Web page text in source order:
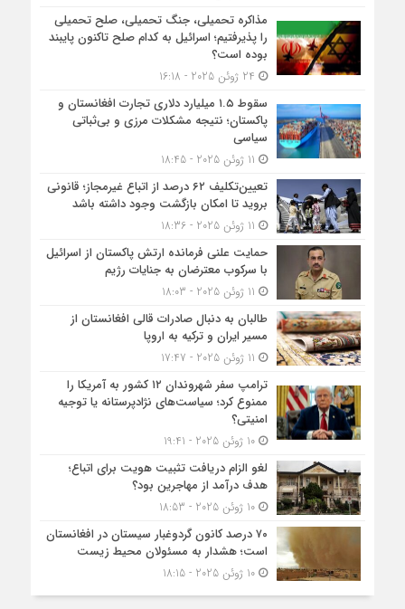
مذاکره تحمیلی، جنگ تحمیلی، صلح تحمیلی
را پذیرفتیم؛ اسرائیل به کدام صلح تاکنون پایبند
بوده است؟
سقوط ۱.۵ میلیارد دلاری تجارت افغانستان و
پاکستان؛ نتیجه مشکلات مرزی و بی‌ثباتی
سیاسی
تعیین‌تکلیف ۶۲ درصد از اتباع غیرمجاز؛ قانونی
بروید تا امکان بازگشت وجود داشته باشد
حمایت علنی فرمانده ارتش پاکستان از اسرائیل
با سرکوب معترضان به جنایات رژیم
طالبان به دنبال صادرات قالی افغانستان از
مسیر ایران و ترکیه به اروپا
ترامپ سفر شهروندان ۱۲ کشور به آمریکا را
ممنوع کرد؛ سیاست‌های نژادپرستانه یا توجیه
امنیتی؟
10 ژوئن 2025 - 19:41
لغو الزام دریافت تثبیت هویت برای اتباع؛
هدف درآمد از مهاجرین بود؟
10 ژوئن 2025 - 18:53
۷۰ درصد کانون گردوغبار سیستان در افغانستان
است؛ هشدار به مسئولان محیط زیست
10 ژوئن 2025 - 18:15